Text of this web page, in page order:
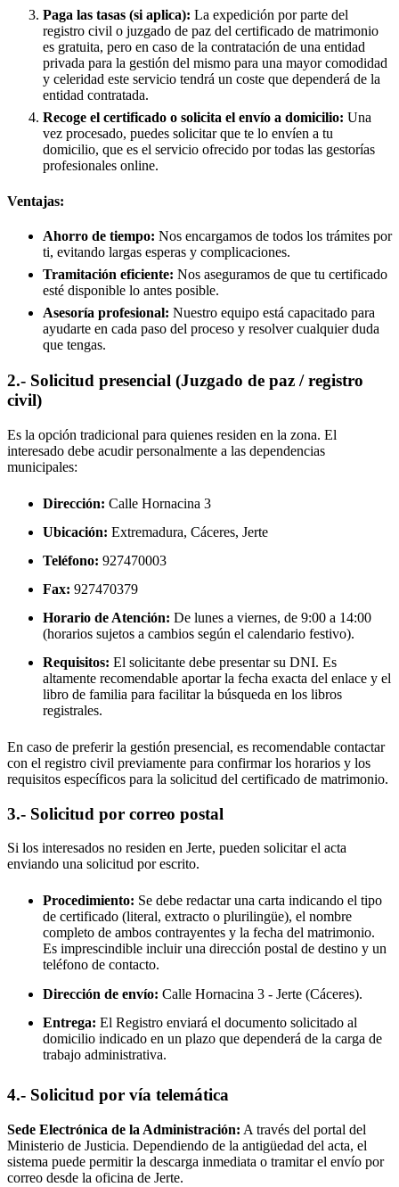
Paga las tasas (si aplica): La expedición por parte del
registro civil o juzgado de paz del certificado de matrimonio
es gratuita, pero en caso de la contratación de una entidad
privada para la gestión del mismo para una mayor comodidad
y celeridad este servicio tendrá un coste que dependerá de la
entidad contratada.
Recoge el certificado o solicita el envío a domicilio: Una
vez procesado, puedes solicitar que te lo envíen a tu
domicilio, que es el servicio ofrecido por todas las gestorías
profesionales online.
Ventajas:
Ahorro de tiempo: Nos encargamos de todos los trámites por
ti, evitando largas esperas y complicaciones.
Tramitación eficiente: Nos aseguramos de que tu certificado
esté disponible lo antes posible.
Asesoría profesional: Nuestro equipo está capacitado para
ayudarte en cada paso del proceso y resolver cualquier duda
que tengas.
2.- Solicitud presencial (Juzgado de paz / registro
civil)
Es la opción tradicional para quienes residen en la zona. El
interesado debe acudir personalmente a las dependencias
municipales:
Dirección: Calle Hornacina 3
Ubicación: Extremadura, Cáceres, Jerte
Teléfono: 927470003
Fax: 927470379
Horario de Atención: De lunes a viernes, de 9:00 a 14:00
(horarios sujetos a cambios según el calendario festivo).
Requisitos: El solicitante debe presentar su DNI. Es
altamente recomendable aportar la fecha exacta del enlace y el
libro de familia para facilitar la búsqueda en los libros
registrales.
En caso de preferir la gestión presencial, es recomendable contactar
con el registro civil previamente para confirmar los horarios y los
requisitos específicos para la solicitud del certificado de matrimonio.
3.- Solicitud por correo postal
Si los interesados no residen en Jerte, pueden solicitar el acta
enviando una solicitud por escrito.
Procedimiento: Se debe redactar una carta indicando el tipo
de certificado (literal, extracto o plurilingüe), el nombre
completo de ambos contrayentes y la fecha del matrimonio.
Es imprescindible incluir una dirección postal de destino y un
teléfono de contacto.
Dirección de envío: Calle Hornacina 3 - Jerte (Cáceres).
Entrega: El Registro enviará el documento solicitado al
domicilio indicado en un plazo que dependerá de la carga de
trabajo administrativa.
4.- Solicitud por vía telemática
Sede Electrónica de la Administración: A través del portal del
Ministerio de Justicia. Dependiendo de la antigüedad del acta, el
sistema puede permitir la descarga inmediata o tramitar el envío por
correo desde la oficina de Jerte.